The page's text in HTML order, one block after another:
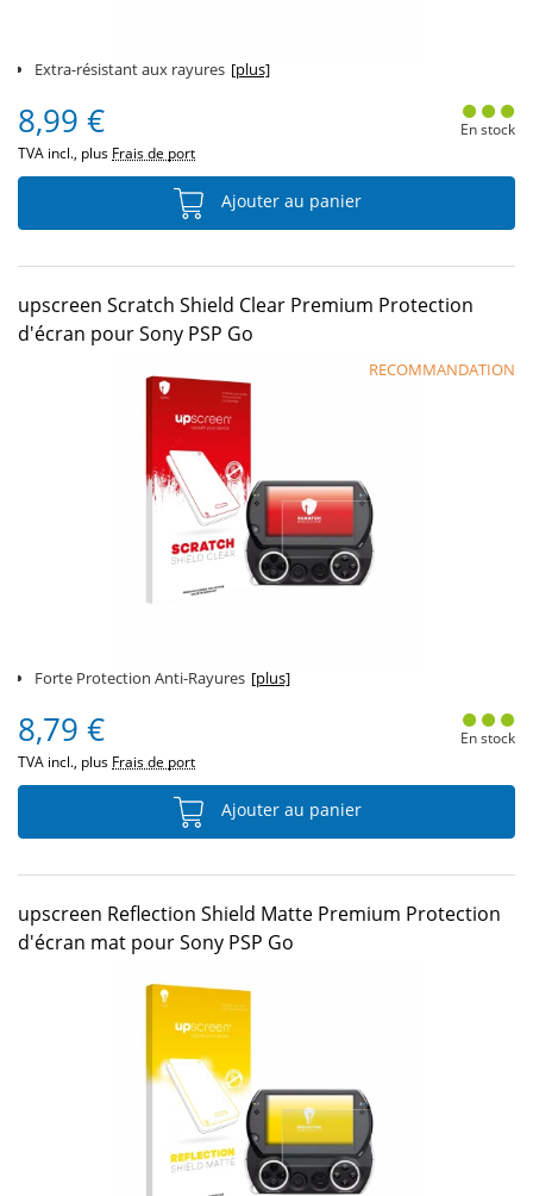
Extra-résistant aux rayures [plus]
8,99 €
TVA incl., plus Frais de port
En stock
Ajouter au panier
upscreen Scratch Shield Clear Premium Protection
d'écran pour Sony PSP Go
RECOMMANDATION
Forte Protection Anti-Rayures [plus]
8,79 €
TVA incl., plus Frais de port
En stock
Ajouter au panier
upscreen Reflection Shield Matte Premium Protection
d'écran mat pour Sony PSP Go